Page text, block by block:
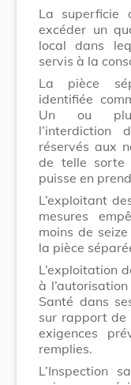
La superficie
excéder un
local dans
servis à la
La pièce
identifiée
Un ou
l’interdiction
réservés aux
de telle sorte
puisse en
L’exploitant
mesures
moins de
la pièce
L’exploitation
à
Santé dans
sur rapport de
exigences
remplies.
L’Inspection